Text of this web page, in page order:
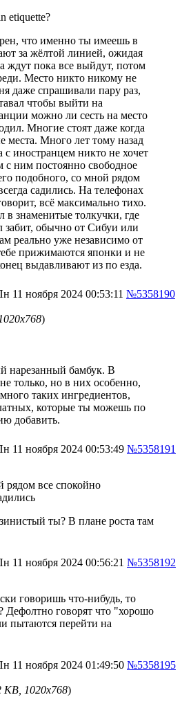
etiquette?
что именно ты имеешь в
за жёлтой линией, ожидая
ждут пока все выйдут, потом
Место никто никому не
даже спрашивали пару раз,
чтобы выйти на
можно ли сесть на место
Многие стоят даже когда
места. Много лет тому назад
с иностранцем никто не хочет
с ним постоянно свободное
подобного, со мной рядом
садились. На телефонах
всё максимально тихо.
в знаменитые толкучки, где
забит, обычно от Сибуи или
реально уже независимо от
прижимаются японки и не
выдавливают из по езда.
11 ноября 2024 00:53:11 №5358190
)
нарезанный бамбук. В
только, но в них особенно,
таких ингредиентов,
которые ты можешь по
добавить.
11 ноября 2024 00:53:49 №5358191
рядом все спокойно
ты? В плане роста там
11 ноября 2024 00:56:21 №5358192
говоришь что-нибудь, то
Дефолтно говорят что "хорошо
пытаются перейти на
11 ноября 2024 01:49:50 №5358195
KB, 1020x768)